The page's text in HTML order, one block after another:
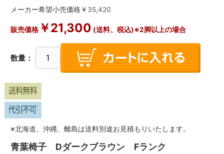
メーカー希望小売価格￥ 35,420
販売価格￥21,300 (送料、税込)※2脚以上の場合
数量：
※北海道、沖縄、離島は送料別途お見積もりいたします。
青葉椅子 Dダークブラウン Fランク